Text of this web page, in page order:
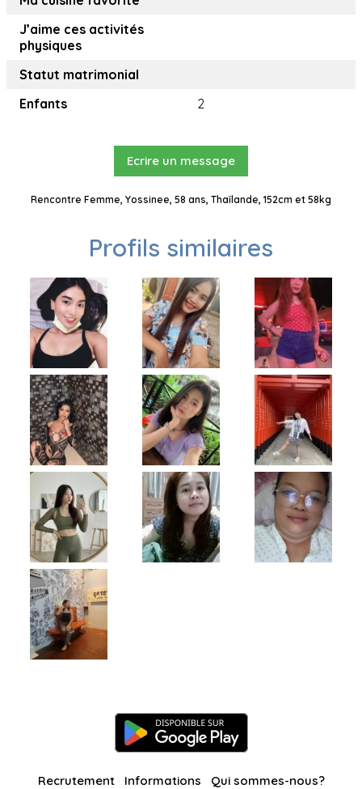
J’aime ces activités
physiques
Statut matrimonial
Enfants
2
Ecrire un message
Rencontre Femme, Yossinee, 58 ans, Thaïlande, 152cm et 58kg
Profils similaires
Recrutement Informations Qui sommes-nous?